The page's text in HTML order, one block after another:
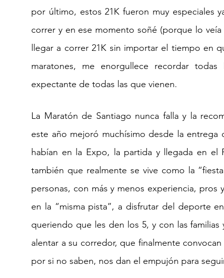
por último, estos 21K fueron muy especiales
correr y en ese momento soñé (porque lo
llegar a correr 21K sin importar el tiempo en
maratones, me enorgullece recordar
expectante de todas las que vienen.
La Maratón de Santiago nunca falla y la
este año mejoró muchísimo desde la
habían en la Expo, la partida y llegada en
también que realmente se vive como la
personas, con más y menos experiencia, pros
en la “misma pista”, a disfrutar del deporte
queriendo que les den los 5, y con las
alentar a su corredor, que finalmente
por si no saben, nos dan el empujón para